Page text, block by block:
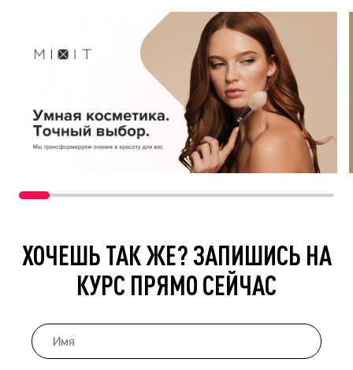
ХОЧЕШЬ ТАК ЖЕ? ЗАПИШИСЬ НА
КУРС ПРЯМО СЕЙЧАС